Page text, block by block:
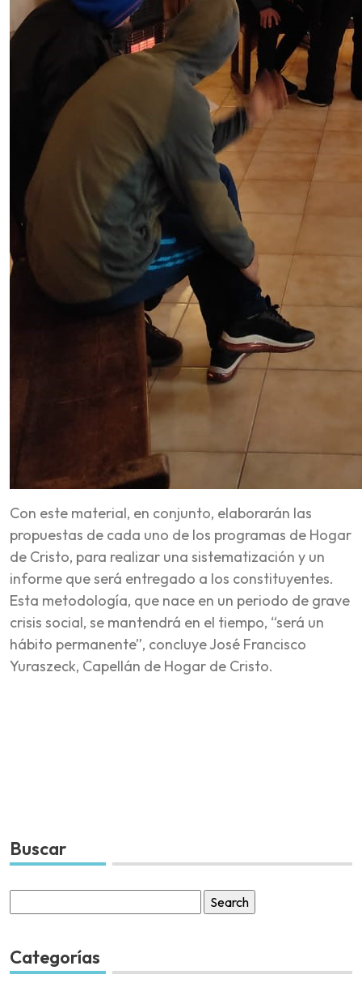
Con este material, en conjunto, elaborarán las
propuestas de cada uno de los programas de Hogar
de Cristo, para realizar una sistematización y un
informe que será entregado a los constituyentes.
Esta metodología, que nace en un periodo de grave
crisis social, se mantendrá en el tiempo, “será un
hábito permanente”, concluye José Francisco
Yuraszeck, Capellán de Hogar de Cristo.
Buscar
for:
Categorías